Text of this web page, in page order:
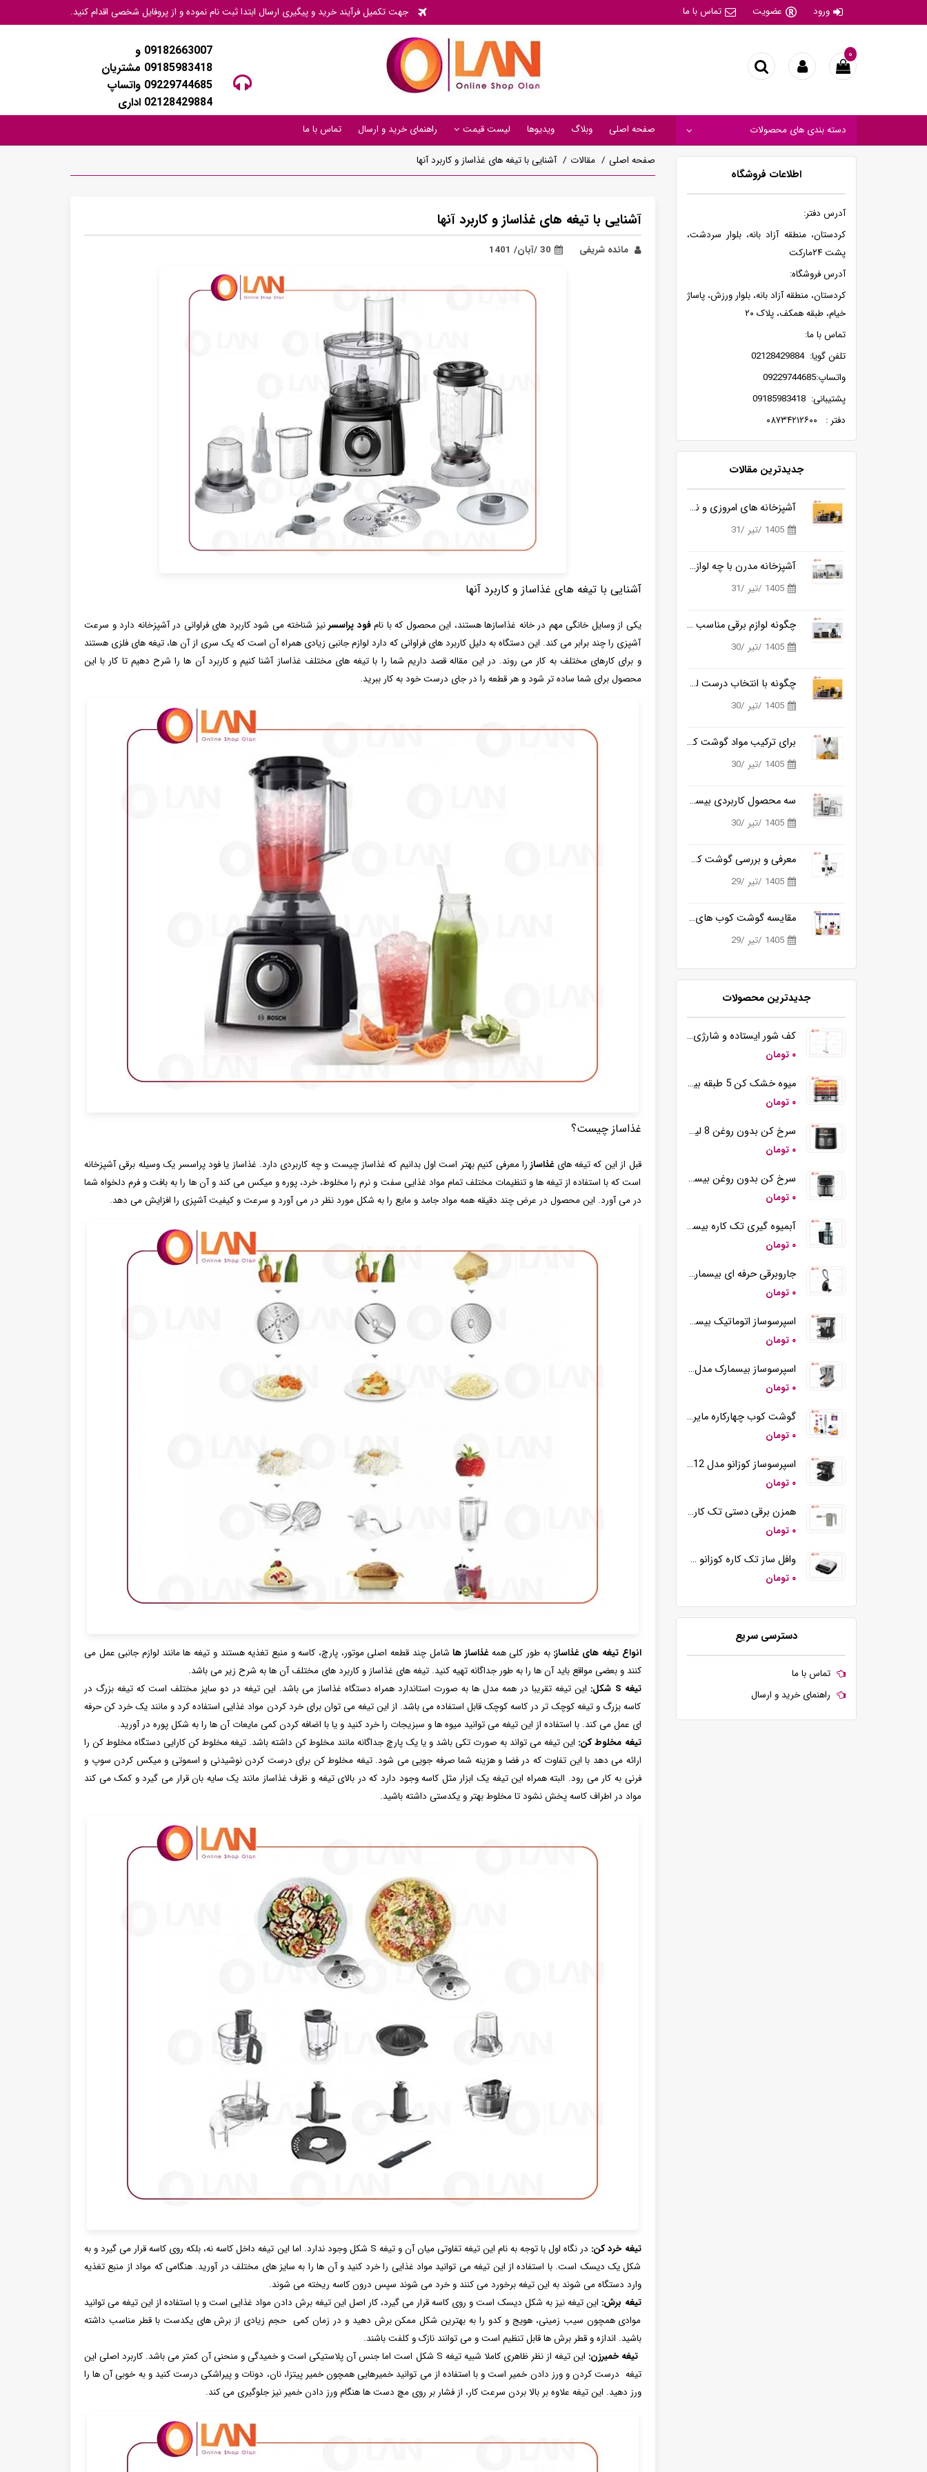
ورود عضویت تماس با ما جهت تکمیل فرآیند خرید و پیگیری ارسال ابتدا ثبت نام نموده و از پروفایل شخصی اقدام کنید.
09182663007 و
09185983418 مشتریان
09229744685 واتساپ
02128429884 اداری
۰
صفحه اصلی وبلاگ ویدیوها لیست قیمت راهنمای خرید و ارسال تماس با ما دسته بندی های محصولات
صفحه اصلی مقالات آشنایی با تیغه های غذاساز و کاربرد آنها
آشنایی با تیغه های غذاساز و کاربرد آنها
مائده شریفی 30 /آبان/ 1401
آشنایی با تیغه های غذاساز و کاربرد آنها
یکی از وسایل خانگی مهم در خانه غذاسازها هستند، این محصول که با نامفود پراسسرنیز شناخته می شود کاربرد های فراوانی در آشپزخانه دارد و سرعت
آشپزی را چند برابر می کند. این دستگاه به دلیل کاربرد های فراوانی که دارد لوازم جانبی زیادی همراه آن است که یک سری از آن ها، تیغه های فلزی هستند
و برای کارهای مختلف به کار می روند. در این مقاله قصد داریم شما را با تیغه های مختلف غذاساز آشنا کنیم و کاربرد آن ها را شرح دهیم تا کار با این
محصول برای شما ساده تر شود و هر قطعه را در جای درست خود به کار ببرید.
غذاساز چیست؟
قبل از این که تیغه هایغذاسازرا معرفی کنیم بهتر است اول بدانیم که غذاساز چیست و چه کاربردی دارد. غذاساز یا فود پراسسر یک وسیله برقی آشپزخانه
است که با استفاده از تیغه ها و تنظیمات مختلف تمام مواد غذایی سفت و نرم را مخلوط، خرد، پوره و میکس می کند و آن ها را به بافت و فرم دلخواه شما
در می آورد. این محصول در عرض چند دقیقه همه مواد جامد و مایع را به شکل مورد نظر در می آورد و سرعت و کیفیت آشپزی را افزایش می دهد.
انواع تیغه های غذاساز: به طور کلی همهغذاساز هاشامل چند قطعه اصلی موتور، پارچ، کاسه و منبع تغذیه هستند و تیغه ها مانند لوازم جانبی عمل می
کنند و بعضی مواقع باید آن ها را به طور جداگانه تهیه کنید. تیغه های غذاساز و کاربرد های مختلف آن ها به شرح زیر می باشد.
تیغه S شکل:
این تیغه تقریبا در همه مدل ها به صورت استاندارد همراه دستگاه غذاساز می باشد. این تیغه در دو سایز مختلف است که تیغه بزرگ در
کاسه بزرگ و تیغه کوچک تر در کاسه کوچک قابل استفاده می باشد. از این تیغه می توان برای خرد کردن مواد غذایی استفاده کرد و مانند یک خرد کن حرفه
ای عمل می کند. با استفاده از این تیغه می توانید میوه ها و سبزیجات را خرد کنید و یا با اضافه کردن کمی مایعات آن ها را به شکل پوره در آورید.
تیغه مخلوط کن: این تیغه می تواند به صورت تکی باشد و یا یک پارچ جداگانه مانند مخلوط کن داشته باشد. تیغه مخلوط کن کارایی دستگاه مخلوط کن را
ارائه می دهد با این تفاوت که در فضا و هزینه شما صرفه جویی می شود. تیغه مخلوط کن برای درست کردن نوشیدنی و اسموتی و میکس کردن سوپ و
فرنی به کار می رود. البته همراه این تیغه یک ابزار مثل کاسه وجود دارد که در بالای تیغه و ظرف غذاساز مانند یک سایه بان قرار می گیرد و کمک می کند
مواد در اطراف کاسه پخش نشود تا مخلوط بهتر و یکدستی داشته باشید.
تیغه خرد کن:
در نگاه اول با توجه به نام این تیغه تفاوتی میان آن و تیغه S شکل وجود ندارد. اما این تیغه داخل کاسه نه، بلکه روی کاسه قرار می گیرد و به
شکل یک دیسک است. با استفاده از این تیغه می توانید مواد غذایی را خرد کنید و آن ها را به سایز های مختلف در آورید. هنگامی که مواد از منبع تغذیه
وارد دستگاه می شوند به این تیغه برخورد می کنند و خرد می شوند سپس درون کاسه ریخته می شوند.
تیغه برش: این تیغه نیز به شکل دیسک است و روی کاسه قرار می گیرد، کار اصل این تیغه برش دادن مواد غذایی است و با استفاده از این تیغه می توانید
موادی همچون سیب زمینی، هویج و کدو را به بهترین شکل ممکن برش دهید و در زمان کمی حجم زیادی از برش های یکدست با قطر مناسب داشته
باشید. اندازه و قطر برش ها قابل تنظیم است و می توانند نازک و کلفت باشند.
تیغه خمیرزن:
این تیغه از نظر ظاهری کاملا شبیه تیغه S شکل است اما جنس آن پلاستیکی است و خمیدگی و منحنی آن کمتر می باشد. کاربرد اصلی این
تیغه درست کردن و ورز دادن خمیر است و با استفاده از می توانید خمیرهایی همچون خمیر پیتزا، نان، دونات و پیراشکی درست کنید و به خوبی آن ها را
ورز دهید. این تیغه علاوه بر بالا بردن سرعت کار، از فشار بر روی مچ دست ها هنگام ورز دادن خمیر نیز جلوگیری می کند.
اطلاعات فروشگاه
آدرس دفتر:
کردستان، منطقه آزاد بانه، بلوار سردشت،
پشت ۲۴مارکت
آدرس فروشگاه:
کردستان، منطقه آزاد بانه، بلوار ورزش، پاساژ
خیام، طبقه همکف، پلاک ۲۰
تماس با ما:
تلفن گویا: 02128429884
واتساپ:09229744685
پشتیبانی: 09185983418
دفتر : ۰۸۷۳۴۲۱۲۶۰۰
جدیدترین مقالات
آشپزخانه های امروزی و نیاز به ابزارهای هوشمندتر
1405 /تیر /31
آشپزخانه مدرن با چه لوازمی کامل می شود؟
1405 /تیر /31
چگونه لوازم برقی مناسب آشپزی روزانه را ساده تر می کنند؟
1405 /تیر /30
چگونه با انتخاب درست لوازم برقی آشپزخانه، زمان آشپزی را نصف کنیم؟
1405 /تیر /30
برای ترکیب مواد گوشت کوب برقی بهتره یا مخلوط کن؟
1405 /تیر /30
سه محصول کاربردی بیسمارک برای آشپزخانه های مدرن
1405 /تیر /30
معرفی و بررسی گوشت کوب برقی بیسمارک مدل BM3315
1405 /تیر /29
مقایسه گوشت کوب های برقی بیسمارک مدل BM3315 و BM3316
1405 /تیر /29
جدیدترین محصولات
کف شور ایستاده و شارژی بیسمارک مدل BM5510
۰ تومان
میوه خشک کن 5 طبقه بیسمارک مدل BM3004
۰ تومان
سرخ کن بدون روغن 8 لیتری بیسمارک مدل BM3570
۰ تومان
سرخ کن بدون روغن بیسمارک مدل BM-3558
۰ تومان
آبمیوه گیری تک کاره بیسمارک مدل BM2360
۰ تومان
جاروبرقی حرفه ای بیسمارک مدل BM2109
۰ تومان
اسپرسوساز اتوماتیک بیسمارک مدل BM2290
۰ تومان
اسپرسوساز بیسمارک مدل BM2260
۰ تومان
گوشت کوب چهارکاره مایر مدل MR-194
۰ تومان
اسپرسوساز کوزانو مدل KM12
۰ تومان
همزن برقی دستی تک کاره کوزانو مدل HM212
۰ تومان
وافل ساز تک کاره کوزانو مدل KZ20
۰ تومان
دسترسی سریع
تماس با ما
راهنمای خرید و ارسال